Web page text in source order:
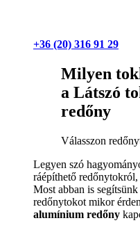
+36 (20) 316 91 29
Milyen
a Látszó
redőny
Válasszon
Legyen szó
ráépíthető
Most abban is
redőnytokot mikor
alumínium redőny